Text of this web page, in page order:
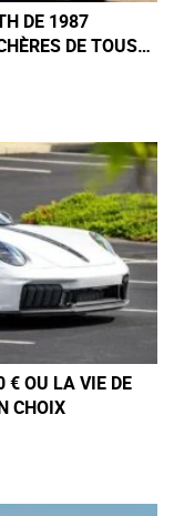
DE 1987
DE TOUS
€ OU LA VIE DE
CHOIX